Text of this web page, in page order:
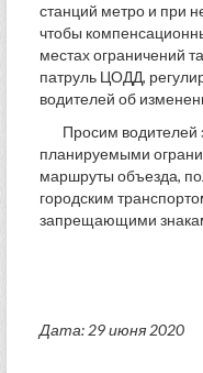
станций метро и при
чтобы
местах ограничений
патруль ЦОДД,
водителей об
Просим водителей
планируемыми
маршруты объезда,
городским
запрещающими
Дата: 29 июня 2020